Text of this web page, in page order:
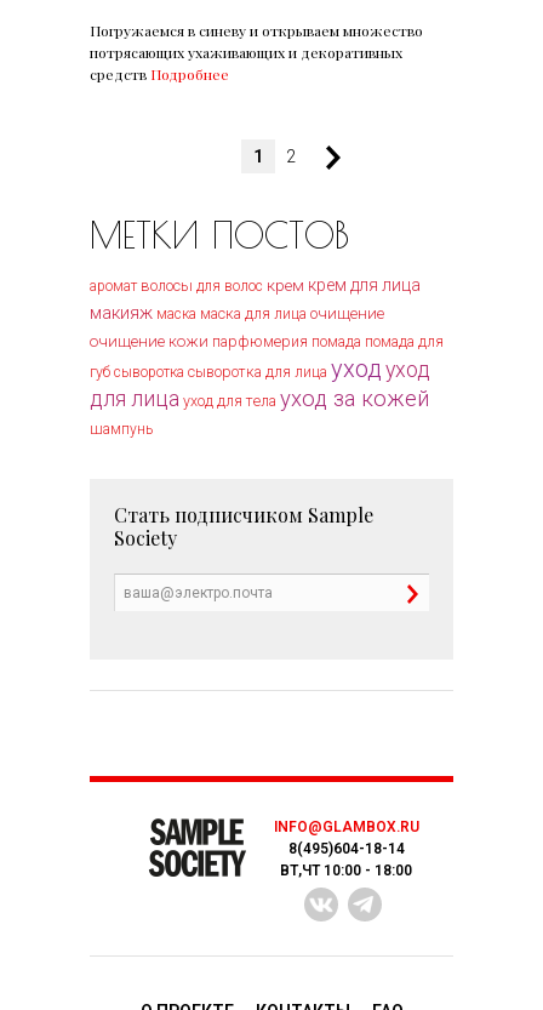
Погружаемся в синеву и открываем множество
потрясающих ухаживающих и декоративных
средств Подробнее
1 2
МЕТКИ ПОСТОВ
аромат волосы для волос крем крем для лица
макияж маска маска для лица очищение
очищение кожи парфюмерия помада помада для
губ сыворотка сыворотка для лица уход уход
для лица уход для тела уход за кожей
шампунь
Стать подписчиком Sample
Society
INFO@GLAMBOX.RU
8(495)604-18-14
ВТ,ЧТ 10:00 - 18:00